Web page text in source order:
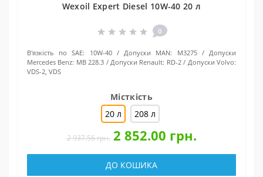
Wexoil Expert Diesel 10W-40 20 л
0
В'язкість по SAE: 10W-40 Допуски MAN: M3275
Допуски
Mercedes Benz: MB 228.3 Допуски Renault: RD-2
Допуски Volvo:
VDS-2, VDS
Місткість
20 л
208 л
2 937.56 грн. 2 852.00 грн.
ДО КОШИКА